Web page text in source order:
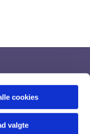
cookies
valgte